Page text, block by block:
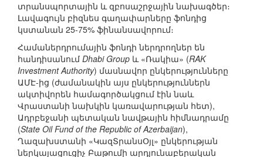
տրանսպորտային և զբոսաշրջային նախագծեր։
Լավագույն բիզնես գաղափարները ֆոնդից
կստանան 25-75% ֆինանսավորում։
Համաներդրումային ֆոնդի ներդրողներ են
հանդիսանում Dhabi Group և «Ռակիա» (RAK
Investment Authority) մասնավոր ընկերությունները
ԱՄԷ-ից (ժամանակին այս ընկերություններն
ակտիվորեն համագործակցում էին նաև
Վրաստանի նախկին կառավարության հետ),
Ադրբեջանի պետական նավթային հիմնադրամը
(State Oil Fund of the Republic of Azerbaijan),
Ղազախստանի «ԿազՏրանսՕյլ» ընկերության
ներկայացուցիչ Բաթումի արդյունաբերական